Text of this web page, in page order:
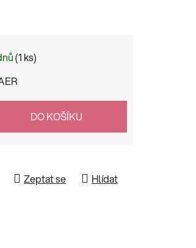
(1 ks)
DO KOŠÍKU
Zeptat se Hlídat